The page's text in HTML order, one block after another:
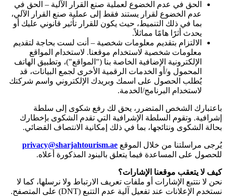
الحق في عدم الخضوع لعملية صنع القرار الآلية – الحق في
عدم الخضوع لقرار يستند فقط إلى عملية صنع القرار الآلي،
بما في ذلك التنميط، حيث يكون للقرار تأثير قانوني عليك أو
يحدث أثرًا هامًا مماثلاً.
الالتزام بتقديم معلومات شخصية – أنت لست بحاجة لتقديم
معلومات شخصية لاستخدام موقعنا. لاستخدام المواقع
الإلكترونية الإضافية الخاصة بنا ("المواقع")، وتطبيق الهاتف
المحمول و/أو الخدمات الرقمية الأخرى لجمع البيانات، قد
يُطلب الحصول على اسمك وبريدك الإلكتروني واسم شركتك
لاستخدام البرنامج/الخدمة.
باعتبارك الشخص المتضرر، يحق لك رفع شكوى إلى سلطة
إشرافية. وتقوم السلطة الإشرافية التي تقدم الشكوى بإخطارك
بحالة الشكوى ونتائجها، بما في ذلك إمكانية الانتصاف القضائي.
يُرجى مراسلتنا من خلال الموقع privacy@sharjahtourism.ae
للحصول على المساعدة فيما يتعلق بالبنود المذكورة أعلاه.
كيف لا يتعقب موقعنا الإشارات؟
نحن لا نتتبع الإشارات أو ملفات تعريف الارتباط ولا نرسلها، كما لا
نستخدم الإعلانات عند تفعيل آلية عدم التتبع (DNT) على المتصفح.